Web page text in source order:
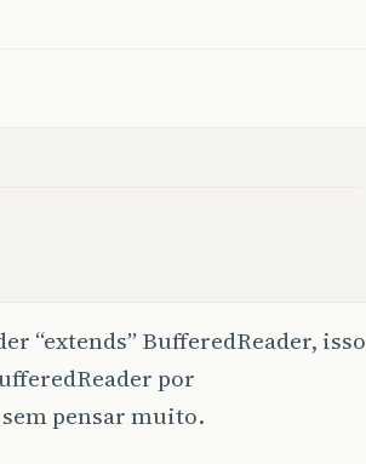
“extends” BufferedReader, isso
por
pensar muito.